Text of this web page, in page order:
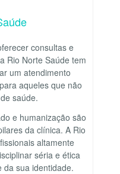
consultas e
Rio Norte Saúde tem
um atendimento
aqueles que não
saúde.
e humanização são
da clínica. A Rio
altamente
séria e ética
da sua identidade.